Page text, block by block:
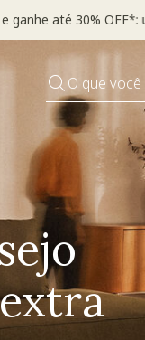
com selo
O que